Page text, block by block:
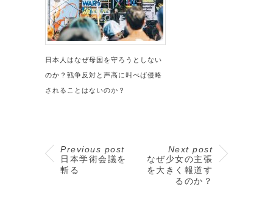
日本人はなぜ母国を守ろうとしない
のか？戦争反対と声高に叫べば侵略
されることはないのか？
Previous post
日本学術会議を
斬る
Next post
なぜ少女の主張
を大きく報道す
るのか？